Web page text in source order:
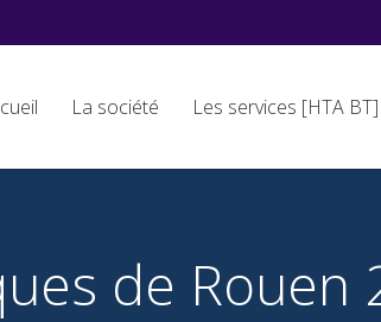
La société Les services [HTA BT]
de Rouen